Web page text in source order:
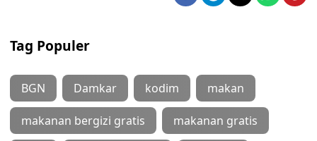
Tag Populer
BGN Damkar kodim makan
makanan bergizi gratis makanan gratis